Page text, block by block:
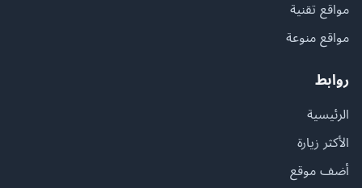
مواقع تقنية
مواقع منوعة
روابط
الرئيسية
الأكثر زيارة
أضف موقع